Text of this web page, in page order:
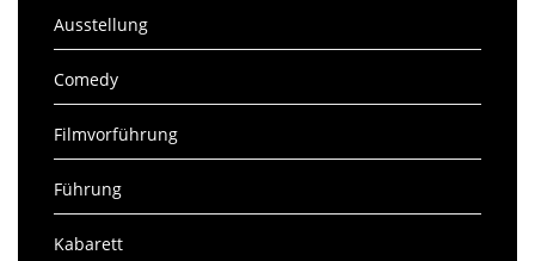
Ausstellung
Comedy
Filmvorführung
Führung
Kabarett